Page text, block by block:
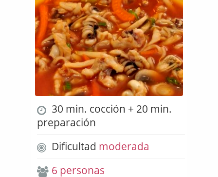
30 min. cocción + 20 min.
preparación
Dificultad moderada
6 personas